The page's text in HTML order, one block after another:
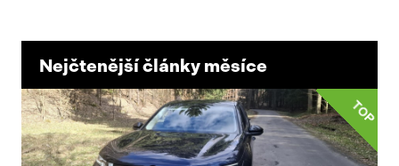
Nejčtenější články měsíce
TOP